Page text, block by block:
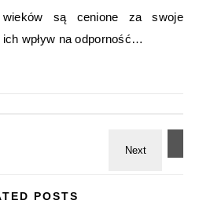
są cenione za swoje
wpływ na odporność…
POSTS